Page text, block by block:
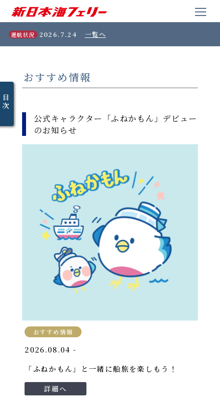
運航状況 2026.7.24 一覧へ
目
次
おすすめ情報
公式キャラクター「ふねかもん」デビュー
のお知らせ
おすすめ情報
2026.08.04 -
「ふねかもん」と一緒に船旅を楽しもう！
詳細へ